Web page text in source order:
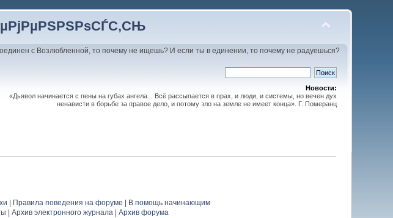
с Возлюбленной, то почему не ищешь? И если ты в единении, то почему не радуешься?
Новости:
«Дьявол начинается с пены на губах ангела... Всё рассыпается в прах, и люди, и системы, но вечен дух
ненависти в борьбе за правое дело, и потому зло на земле не имеет конца». Г. Померанц
Правила поведения на форуме
В помощь начинающим
Архив электронного журнала| Архив форума